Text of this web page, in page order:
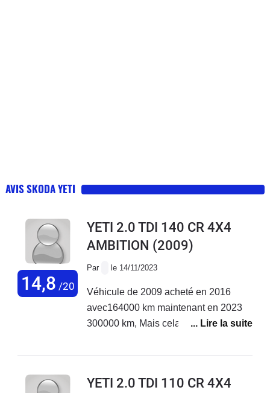
AVIS SKODA YETI
14,8 /20
YETI 2.0 TDI 140 CR 4X4
AMBITION (2009)
Par le 14/11/2023
Véhicule de 2009 acheté en 2016
avec164000 km maintenant en 2023
300000 km, Mais cela reste une très
YETI 2.0 TDI 110 CR 4X4